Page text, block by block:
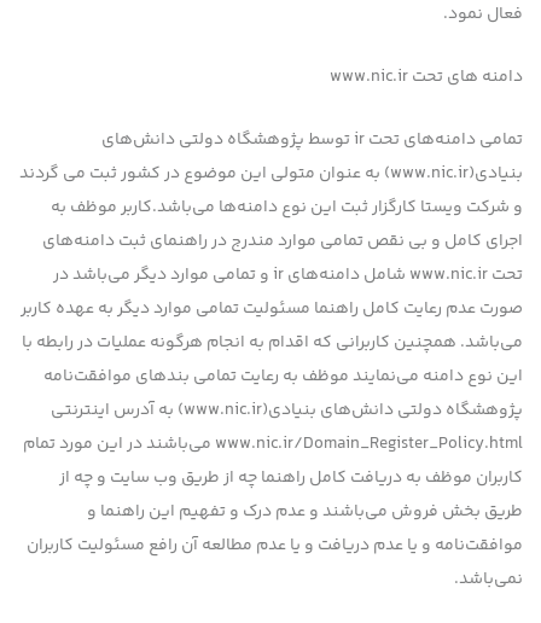
فعال نمود.
دامنه های تحت www.nic.ir
تمامی دامنه‌های تحت ir توسط پژوهشگاه دولتی دانش‌های
بنیادی(www.nic.ir) به عنوان متولی این موضوع در کشور ثبت می گردند
و شرکت ویستا کارگزار ثبت این نوع دامنه‌ها می‌باشد.کاربر موظف به
اجرای کامل و بی نقص تمامی موارد مندرج در راهنمای ثبت دامنه‌های
تحت www.nic.ir شامل دامنه‌های ir و تمامی موارد دیگر می‌باشد در
صورت عدم رعایت کامل راهنما مسئولیت تمامی موارد دیگر به عهده کاربر
می‌باشد. همچنین کاربرانی که اقدام به انجام هرگونه عملیات در رابطه با
این نوع دامنه می‌نمایند موظف به رعایت تمامی بندهای موافقت‌نامه
پژوهشگاه دولتی دانش‌های بنیادی(www.nic.ir) به آدرس اینترنتی
www.nic.ir/Domain_Register_Policy.html می‌باشند در این مورد تمام
کاربران موظف به دریافت کامل راهنما چه از طریق وب سایت و چه از
طریق بخش فروش می‌باشند و عدم درک و تفهیم این راهنما و
موافقت‌نامه و یا عدم دریافت و یا عدم مطالعه آن رافع مسئولیت کاربران
نمی‌باشد.